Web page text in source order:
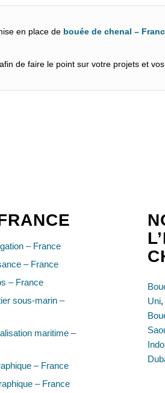
en place de bouée de chenal –
de faire le point sur votre projets et
– France
– France
– France
sous-marin –
maritime –
– France
– France
Uni,